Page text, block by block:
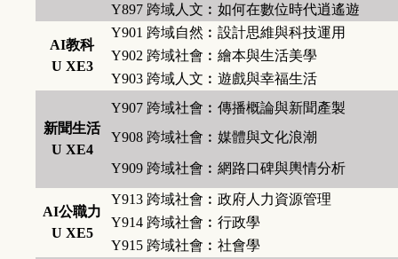
Y897 跨域人文︰如何在數位時代逍遙遊
AI教科
U XE3
Y901 跨域自然︰設計思維與科技運用
Y902 跨域社會︰繪本與生活美學
Y903 跨域人文︰遊戲與幸福生活
新聞生活
U XE4
Y907 跨域社會︰傳播概論與新聞產製
Y908 跨域社會︰媒體與文化浪潮
Y909 跨域社會︰網路口碑與輿情分析
AI公職力
U XE5
Y913 跨域社會︰政府人力資源管理
Y914 跨域社會︰行政學
Y915 跨域社會︰社會學